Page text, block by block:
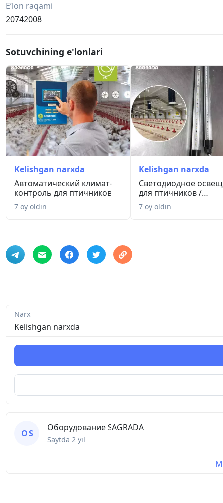
Eʼlon raqami
20742008
Sotuvchining e'lonlari
Kelishgan narxda
Автоматический климат-
контроль для птичников
7 oy oldin
Kelishgan narxda
Светодиодное
для птичников /
Parrandachi...
7 oy oldin
Narx
Kelishgan narxda
О S
Оборудование SAGRADA
Saytda 2 yil